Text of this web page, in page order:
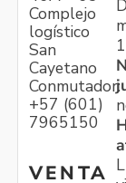
Complejo
logístico
San
Cayetano
Conmutador:
+57 (601)
7965150
VENTA